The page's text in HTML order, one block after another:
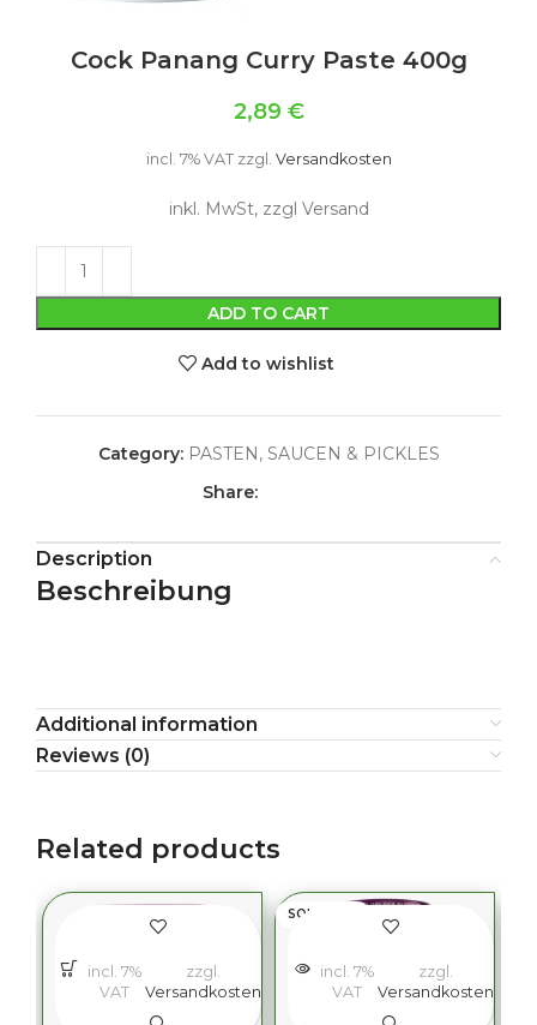
Cock Panang Curry Paste 400g
2,89 €
incl. 7% VAT zzgl. Versandkosten
inkl. MwSt, zzgl Versand
ADD TO CART
Add to wishlist
Category: PASTEN, SAUCEN & PICKLES
Share:
Description
Beschreibung
Additional information
Reviews (0)
Related products
incl. 7%
VAT
zzgl.
Versandkosten
SOLD OUT
incl. 7%
VAT
zzgl.
Versandkosten